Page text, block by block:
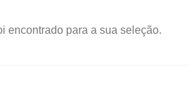
encontrado para a sua seleção.